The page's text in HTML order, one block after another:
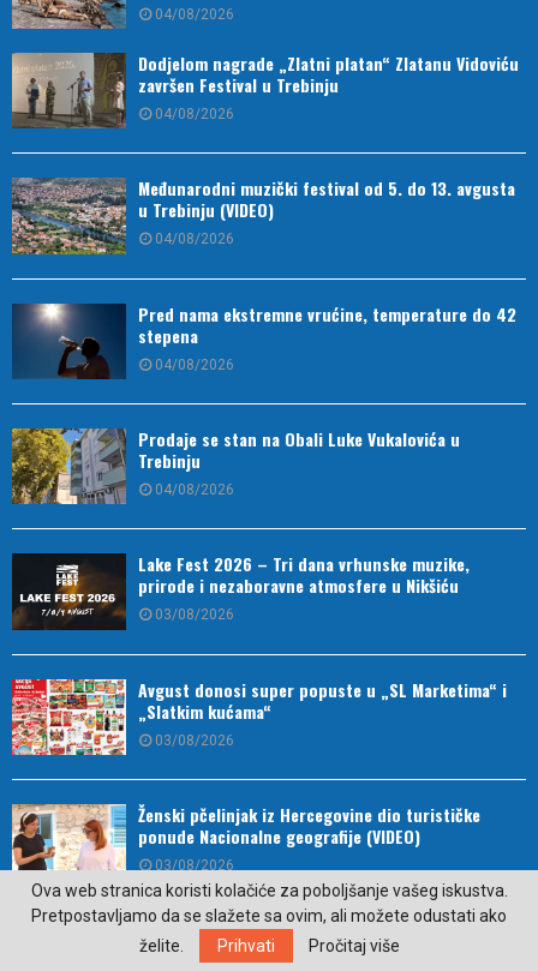
04/08/2026
Dodjelom nagrade „Zlatni platan“ Zlatanu Vidoviću
završen Festival u Trebinju
04/08/2026
Međunarodni muzički festival od 5. do 13. avgusta
u Trebinju (VIDEO)
04/08/2026
Pred nama ekstremne vrućine, temperature do 42
stepena
04/08/2026
Prodaje se stan na Obali Luke Vukalovića u
Trebinju
04/08/2026
Lake Fest 2026 – Tri dana vrhunske muzike,
prirode i nezaboravne atmosfere u Nikšiću
03/08/2026
Avgust donosi super popuste u „SL Marketima“ i
„Slatkim kućama“
03/08/2026
Ženski pčelinjak iz Hercegovine dio turističke
ponude Nacionalne geografije (VIDEO)
03/08/2026
Drugo mjesto za strijelce u finalu Kupa Republike
Ova web stranica koristi kolačiće za poboljšanje vašeg iskustva.
Pretpostavljamo da se slažete sa ovim, ali možete odustati ako
želite.
Prihvati Pročitaj više